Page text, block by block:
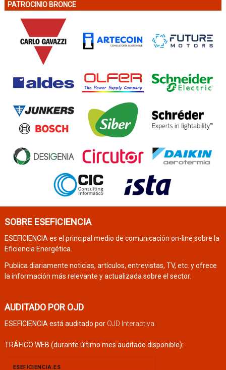
PATROCINIO BRONCE
SOBRE ESEFICIENCIA
ESEFICIENCIA es el principal medio de comunicación on-line sobre la
Eficiencia Energética.
Publica diariamente noticias, artículos, entrevistas, TV, etc. y ofrece
la información más relevante y actualizada sobre el sector.
AUDITADO POR OJD
ESEFICIENCIA está auditado por OJD Interactiva
TRÁFICO WEB (durante último mes auditado disponible):